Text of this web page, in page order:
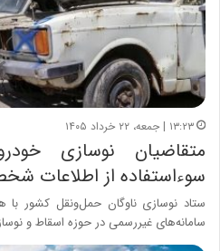
۱۳:۲۳ | جمعه، ۲۲ خرداد ۱۴۰۵
متقاضیان نوسازی
سوءاستفاده از اطلاعات
ستاد نوسازی ناوگان حمل‌ونقل کشور
سامانه‌های غیررسمی در حوزه اسقاط و